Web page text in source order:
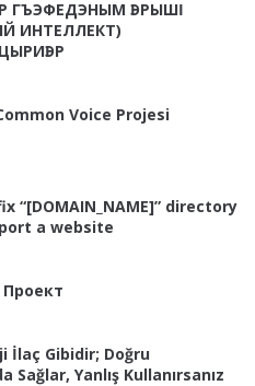
ГЪЭФЕДЭНЫМ ӀЭРЫШӀ
ИНТЕЛЛЕКТ)
Voice Projesi
“[DOMAIN_NAME]” directory
a website
İlaç Gibidir; Doğru
Sağlar, Yanlış Kullanırsanız